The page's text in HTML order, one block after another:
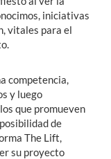
iniciativas
vitales para el
competencia,
y luego
que promueven
de
The Lift,
su proyecto